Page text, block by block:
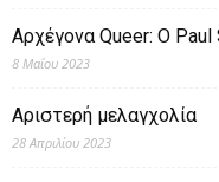
Αρχέγονα Queer: O
8 Μαΐου 2023
Αριστερή μελαγχολία
28 Απριλίου 2023